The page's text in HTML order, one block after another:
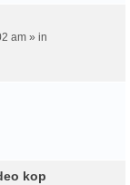
am » in
kop